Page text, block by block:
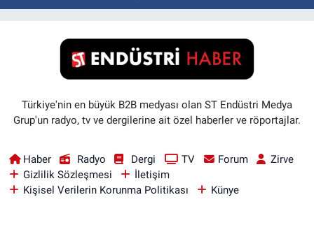
Türkiye'nin en büyük B2B medyası olan ST Endüstri Medya
Grup'un radyo, tv ve dergilerine ait özel haberler ve röportajlar.
Haber Radyo Dergi TV Forum
Zirve
Gizlilik Sözleşmesi
İletişim
Kişisel Verilerin Korunma Politikası
Künye